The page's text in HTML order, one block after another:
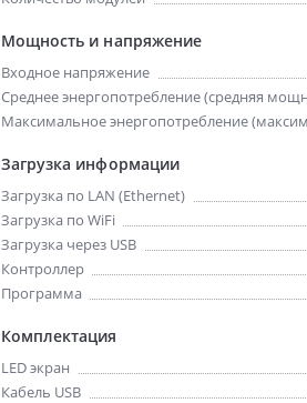
Мощность и напряжение
Входное напряжение
Среднее энергопотребление (средняя
Максимальное энергопотребление
Загрузка информации
Загрузка по LAN (Ethernet)
Загрузка по WiFi
Загрузка через USB
Контроллер
Программа
Комплектация
LED экран
Кабель USB